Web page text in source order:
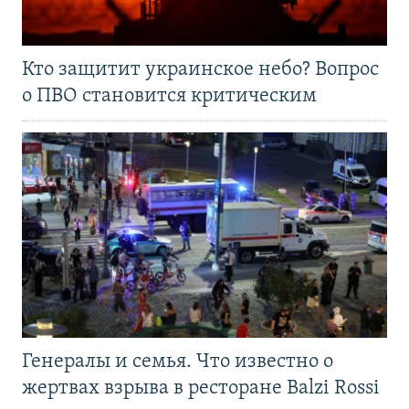
Кто защитит украинское небо? Вопрос
о ПВО становится критическим
Генералы и семья. Что известно о
жертвах взрыва в ресторане Balzi Rossi